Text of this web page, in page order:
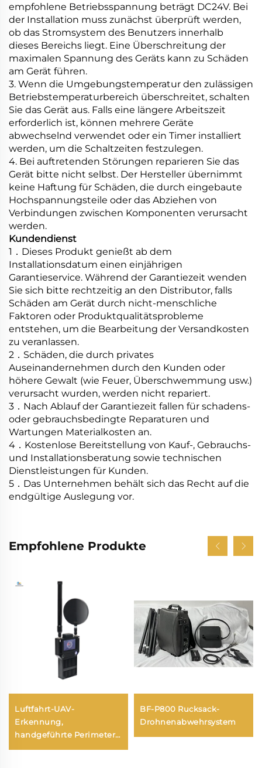
empfohlene Betriebsspannung beträgt DC24V. Bei
der Installation muss zunächst überprüft werden,
ob das Stromsystem des Benutzers innerhalb
dieses Bereichs liegt. Eine Überschreitung der
maximalen Spannung des Geräts kann zu Schäden
am Gerät führen.
3. Wenn die Umgebungstemperatur den zulässigen
Betriebstemperaturbereich überschreitet, schalten
Sie das Gerät aus. Falls eine längere Arbeitszeit
erforderlich ist, können mehrere Geräte
abwechselnd verwendet oder ein Timer installiert
werden, um die Schaltzeiten festzulegen.
4. Bei auftretenden Störungen reparieren Sie das
Gerät bitte nicht selbst. Der Hersteller übernimmt
keine Haftung für Schäden, die durch eingebaute
Hochspannungsteile oder das Abziehen von
Verbindungen zwischen Komponenten verursacht
werden.
Kundendienst
1 ． Dieses Produkt genießt ab dem
Installationsdatum einen einjährigen
Garantieservice. Während der Garantiezeit wenden
Sie sich bitte rechtzeitig an den Distributor, falls
Schäden am Gerät durch nicht-menschliche
Faktoren oder Produktqualitätsprobleme
entstehen, um die Bearbeitung der Versandkosten
zu veranlassen.
2 ． Schäden, die durch privates
Auseinandernehmen durch den Kunden oder
höhere Gewalt (wie Feuer, Überschwemmung usw.)
verursacht wurden, werden nicht repariert.
3 ． Nach Ablauf der Garantiezeit fallen für schadens-
oder gebrauchsbedingte Reparaturen und
Wartungen Materialkosten an.
4 ． Kostenlose Bereitstellung von Kauf-, Gebrauchs-
und Installationsberatung sowie technischen
Dienstleistungen für Kunden.
5 ． Das Unternehmen behält sich das Recht auf die
endgültige Auslegung vor.
Empfohlene Produkte
Luftfahrt-UAV-
Erkennung,
handgeführte Perimeter-
BF-P800 Rucksack-
Drohnenabwehrsystem